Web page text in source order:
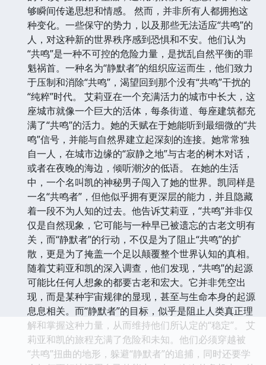
够瞬间传递思想和情感。 然而，并非所有人都拥抱这
种变化。一些保守的势力，以及那些无法适应“共鸣”的
人，对这种新的世界秩序感到恐惧和不安。他们认为
“共鸣”是一种不可控的危险力量，是扰乱自然平衡的罪
魁祸首。一种名为“静默者”的组织应运而生，他们致力
于压制和消除“共鸣”，渴望回到那个没有“共鸣”干扰的
“纯粹”时代。 艾莉亚在一个充满活力的城市中长大，这
座城市就像一个巨大的活体，每条街道、每座建筑都充
满了“共鸣”的活力。她的天赋在于她能听到最细微的“共
鸣”信号，并能与自然界建立起深刻的连接。她常常独
自一人，在城市边缘的“寂静之地”与古老的树木对话，
或者在夜晚的海边，倾听潮汐的低语。 在她的生活
中，一个名叫凯的神秘男子闯入了她的世界。凯同样是
一名“共鸣者”，但他似乎拥有更深层的能力，并且隐藏
着一段不为人知的过去。他告诉艾莉亚，“共鸣”并非仅
仅是自然现象，它可能与一种早已被遗忘的古老文明有
关，而“静默者”的行动，不仅是为了阻止“共鸣”的扩
散，更是为了掩盖一个足以颠覆整个世界认知的真相。
随着艾莉亚和凯的深入调查，他们发现，“共鸣”的起源
可能比任何人想象的都要古老和宏大。它并非凭空出
现，而是某种宇宙规律的显现，甚至与生命本身的起源
息息相关。而“静默者”的目标，似乎是阻止人类真正理
解和掌握这种力量，从而维持他们所认定的“稳定”。 艾
莉亚和凯的旅程充满了危险和未知。他们必须穿越被
“共鸣”扭曲的地形，躲避“静默者”的追捕，同时还要学